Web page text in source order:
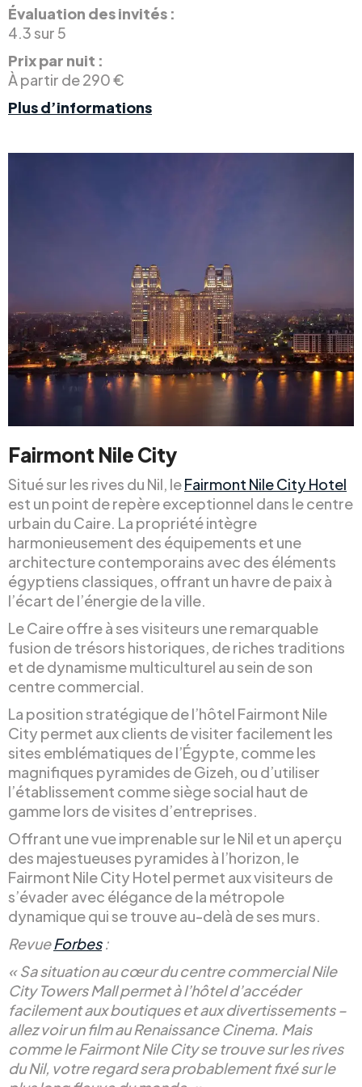
Évaluation des invités :
4.3 sur 5
Prix par nuit :
À partir de 290 €
Plus d’informations
Fairmont Nile City
Situé sur les rives du Nil, leFairmont Nile City Hotel
est un point de repère exceptionnel dans le centre
urbain du Caire. La propriété intègre
harmonieusement des équipements et une
architecture contemporains avec des éléments
égyptiens classiques, offrant un havre de paix à
l’écart de l’énergie de la ville.
Le Caire offre à ses visiteurs une remarquable
fusion de trésors historiques, de riches traditions
et de dynamisme multiculturel au sein de son
centre commercial.
La position stratégique de l’hôtel Fairmont Nile
City permet aux clients de visiter facilement les
sites emblématiques de l’Égypte, comme les
magnifiques pyramides de Gizeh, ou d’utiliser
l’établissement comme siège social haut de
gamme lors de visites d’entreprises.
Offrant une vue imprenable sur le Nil et un aperçu
des majestueuses pyramides à l’horizon, le
Fairmont Nile City Hotel permet aux visiteurs de
s’évader avec élégance de la métropole
dynamique qui se trouve au-delà de ses murs.
RevueForbes :
« Sa situation au cœur du centre commercial Nile
City Towers Mall permet à l’hôtel d’accéder
facilement aux boutiques et aux divertissements –
allez voir un film au Renaissance Cinema. Mais
comme le Fairmont Nile City se trouve sur les rives
du Nil, votre regard sera probablement fixé sur le